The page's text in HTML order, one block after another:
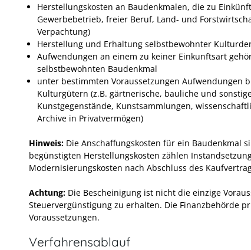
Herstellungskosten an Baudenkmalen, die zu
Gewerbebetrieb, freier Beruf, Land- und
Verpachtung)
Herstellung und Erhaltung selbstbewohnter
Aufwendungen an einem zu keiner Einkunftsart
selbstbewohnten Baudenkmal
unter bestimmten Voraussetzungen Aufwendungen
Kulturgütern (z.B. gärtnerische, bauliche und
Kunstgegenstände, Kunstsammlungen,
Archive in Privatvermögen)
Hinweis: Die Anschaffungskosten für ein Baudenkmal
begünstigten Herstellungskosten zählen
Modernisierungskosten nach Abschluss des
Achtung: Die Bescheinigung ist nicht die einzige
Steuervergünstigung zu erhalten. Die Finanzbehörde
Voraussetzungen.
Verfahrensablauf